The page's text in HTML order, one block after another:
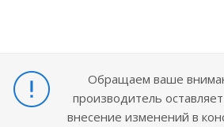
Обращаем ваше
производитель
внесение изменений в